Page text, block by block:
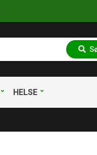
S
ø
HELSE